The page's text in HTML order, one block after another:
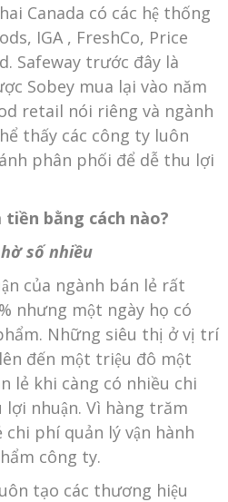
Canada có các hệ thống
IGA , FreshCo, Price
Safeway trước đây là
Sobey mua lại vào năm
retail nói riêng và ngành
thấy các công ty luôn
phân phối để dễ thu lợi
bằng cách nào?
số nhiều
của ngành bán lẻ rất
nhưng một ngày họ có
Những siêu thị ở vị trí
đến một triệu đô một
lẻ khi càng có nhiều chi
nhuận. Vì hàng trăm
chi phí quản lý vận hành
công ty.
tạo các thương hiệu